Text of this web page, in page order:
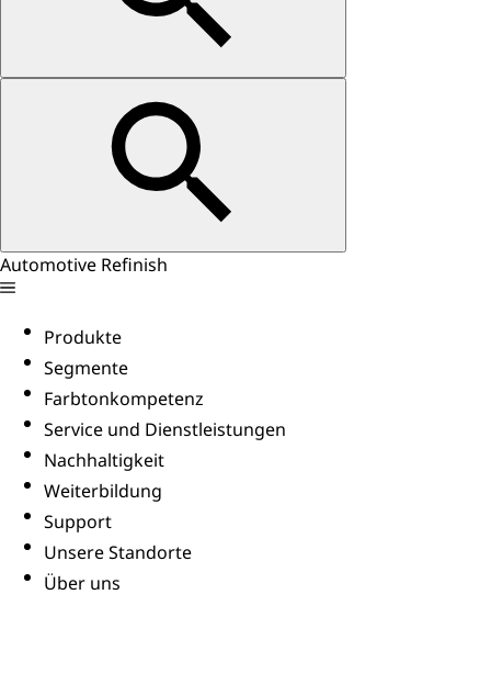
Automotive Refinish
Produkte
Segmente
Farbtonkompetenz
Service und Dienstleistungen
Nachhaltigkeit
Weiterbildung
Support
Unsere Standorte
Über uns